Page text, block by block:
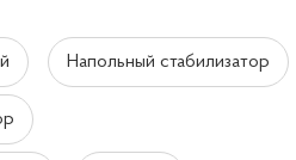
Напольный стабилизатор